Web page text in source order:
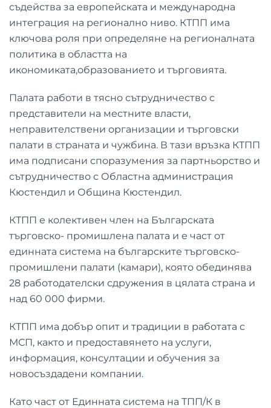
съдейства за европейската и международна
интеграция на регионално ниво. КТПП има
ключова роля при определяне на регионалната
политика в областта на
икономиката,образованието и търговията.
Палата работи в тясно сътрудничество с
представители на местните власти,
неправителствени организации и търговски
палати в страната и чужбина. В тази връзка КТПП
има подписани споразумения за партньорство и
сътрудничество с Областна администрация
Кюстендил и Община Кюстендил.
КТПП е колективен член на Българската
търговско- промишлена палата и е част от
единната система на българските търговско-
промишлени палати (камари), която обединява
28 работодателски сдружения в цялата страна и
над 60 000 фирми.
КТПП има добър опит и традиции в работата с
МСП, както и предоставянето на услуги,
информация, консултации и обучения за
новосъздадени компании.
Като част от Единната система на ТПП/К в